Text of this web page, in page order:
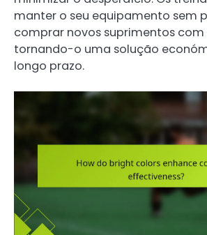
manter o seu equipamento sem
comprar novos suprimentos com
tornando-o uma solução
longo prazo.